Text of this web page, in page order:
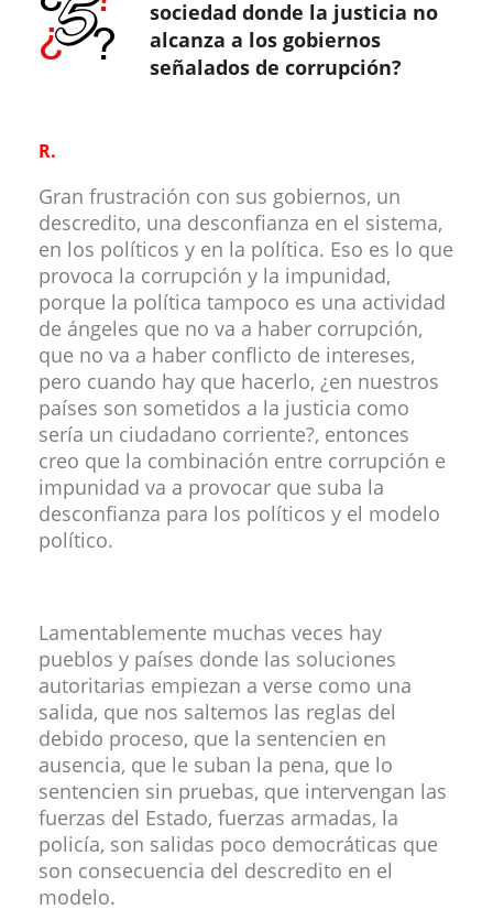
sociedad donde la justicia no
alcanza a los gobiernos
señalados de corrupción?
R.
Gran frustración con sus gobiernos, un
descredito, una desconfianza en el sistema,
en los políticos y en la política. Eso es lo que
provoca la corrupción y la impunidad,
porque la política tampoco es una actividad
de ángeles que no va a haber corrupción,
que no va a haber conflicto de intereses,
pero cuando hay que hacerlo, ¿en nuestros
países son sometidos a la justicia como
sería un ciudadano corriente?, entonces
creo que la combinación entre corrupción e
impunidad va a provocar que suba la
desconfianza para los políticos y el modelo
político.
Lamentablemente muchas veces hay
pueblos y países donde las soluciones
autoritarias empiezan a verse como una
salida, que nos saltemos las reglas del
debido proceso, que la sentencien en
ausencia, que le suban la pena, que lo
sentencien sin pruebas, que intervengan las
fuerzas del Estado, fuerzas armadas, la
policía, son salidas poco democráticas que
son consecuencia del descredito en el
modelo.